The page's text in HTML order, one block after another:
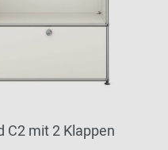
C2 mit 2 Klappen